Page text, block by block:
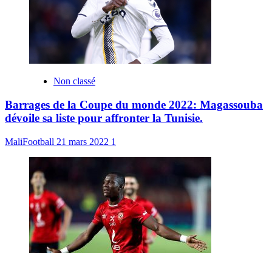
Non classé
Barrages de la Coupe du monde 2022: Magassouba
dévoile sa liste pour affronter la Tunisie.
MaliFootball 21 mars 2022 1